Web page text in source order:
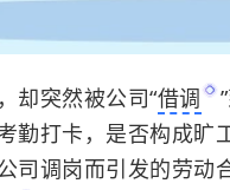
却突然被公司“借调
勤打卡，是否构成旷
司调岗而引发的劳动